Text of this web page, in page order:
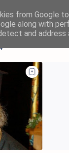
from Google
along with
and address